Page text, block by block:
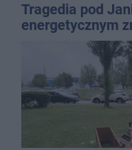
Tragedia pod
energetycznym
mężczyzny